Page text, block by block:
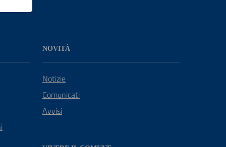
NOVITÀ
Notizie
Comunicati
Avvisi